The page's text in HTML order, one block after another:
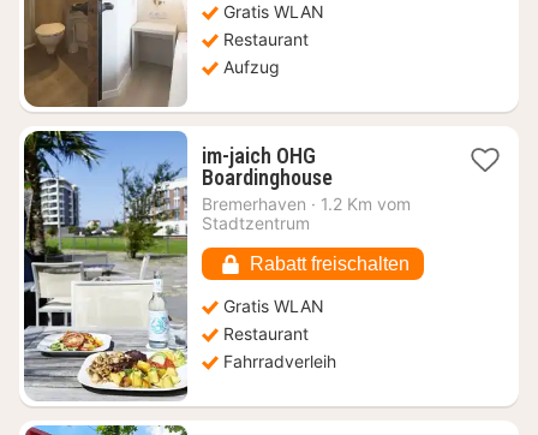
€
Gratis WLAN
Restaurant
Aufzug
im-jaich OHG
Boardinghouse2
Nächte
€
Bremerhaven · 1.2 Km vom
Stadtzentrum
Rabatt freischalten
Gratis WLAN
Restaurant
Fahrradverleih